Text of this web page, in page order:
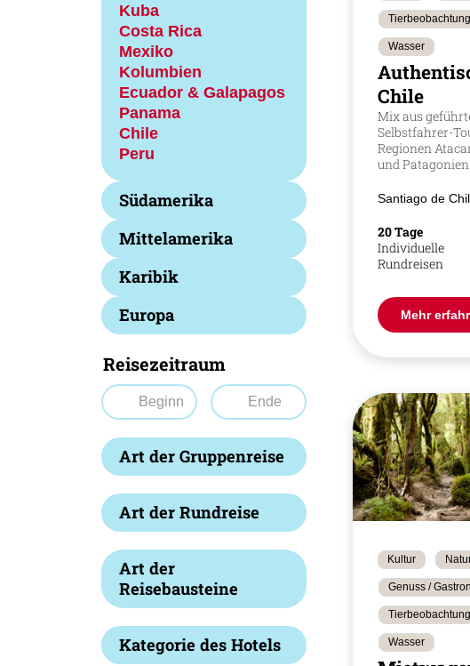
Kuba
Costa Rica
Mexiko
Kolumbien
Ecuador & Galapagos
Panama
Chile
Peru
Südamerika
Mittelamerika
Karibik
Europa
Reisezeitraum
Art der Gruppenreise
Art der Rundreise
Art der
Reisebausteine
Kategorie des Hotels
Wasser
Chile
Mix aus
Selbstfahrer-
Regionen
und Patagonien
Santiago de
20 Tage
Individuelle
Rundreisen
Mehr
Kultur
Genuss /
Wasser